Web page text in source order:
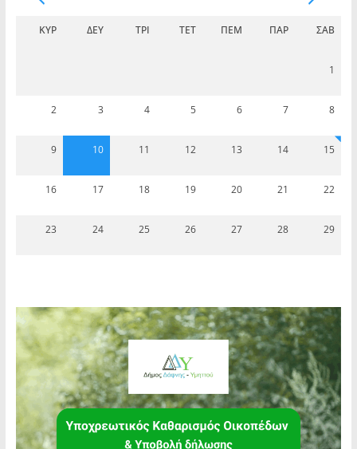
ΚΥΡ ΔΕΥ ΤΡΊ ΤΕΤ ΠΈΜ ΠΑΡ ΣΆΒ
1
2 3 4 5 6 7 8
9 10 11 12 13 14 15
16 17 18 19 20 21 22
23 24 25 26 27 28 29